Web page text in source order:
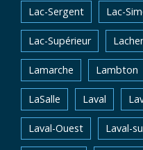
Lac-Sergent Lac-
Lac-Supérieur
Lamarche Lambton
LaSalle Laval
Laval-Ouest Laval-